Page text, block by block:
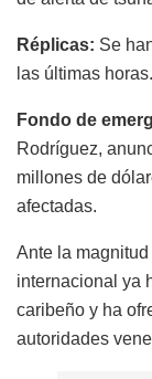
Réplicas: Se
las últimas horas.
Fondo de
Rodríguez,
millones de
afectadas.
Ante la
internacional ya
caribeño y ha
autoridades